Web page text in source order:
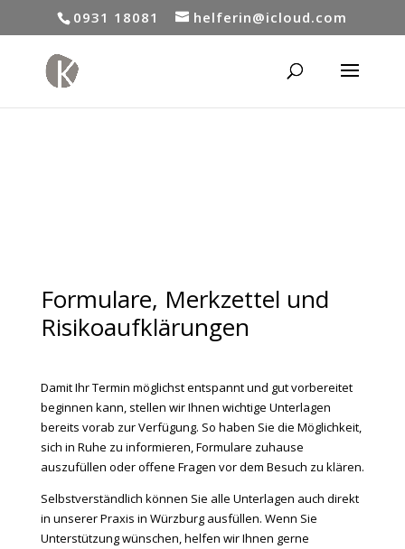
0931 18081 helferin@icloud.com
Formulare, Merkzettel und
Risikoaufklärungen
Damit Ihr Termin möglichst entspannt und gut vorbereitet
beginnen kann, stellen wir Ihnen wichtige Unterlagen
bereits vorab zur Verfügung. So haben Sie die Möglichkeit,
sich in Ruhe zu informieren, Formulare zuhause
auszufüllen oder offene Fragen vor dem Besuch zu klären.
Selbstverständlich können Sie alle Unterlagen auch direkt
in unserer Praxis in Würzburg ausfüllen. Wenn Sie
Unterstützung wünschen, helfen wir Ihnen gerne